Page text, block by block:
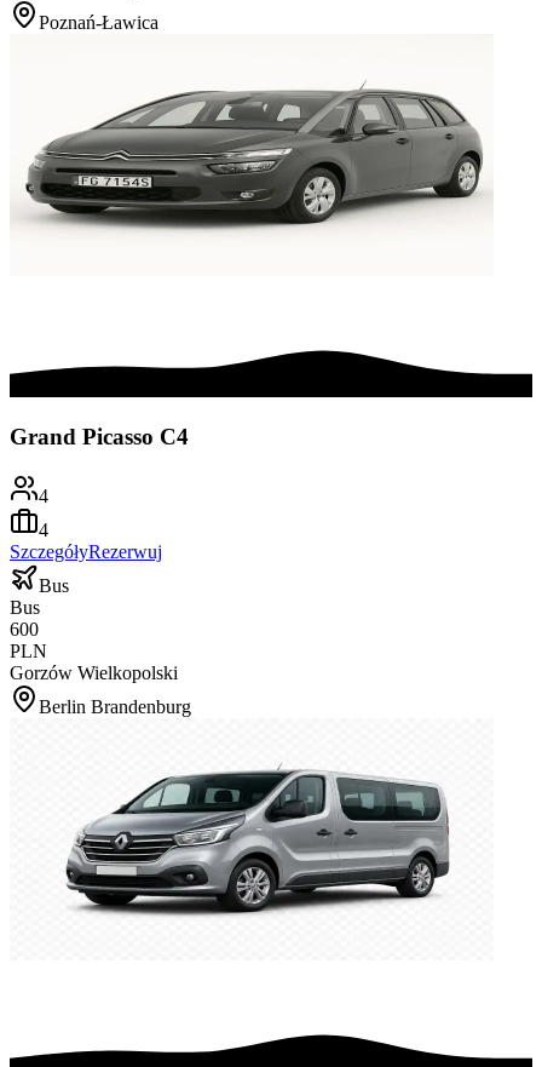
Poznań-Ławica
Grand Picasso C4
4
4
SzczegółyRezerwuj
Bus
Bus
600
PLN
Gorzów Wielkopolski
Berlin Brandenburg